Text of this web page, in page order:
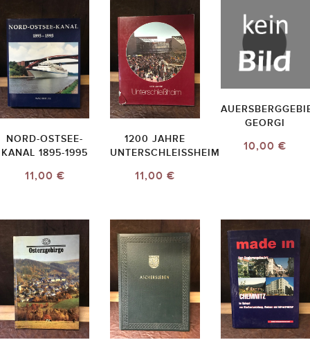
NORD-OSTSEE-
KANAL 1895-1995
11,00 €
1200 JAHRE
UNTERSCHLEISSHEIM
11,00 €
GEORGI
10,00 €